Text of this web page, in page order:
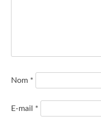
Nom *
E-mail *